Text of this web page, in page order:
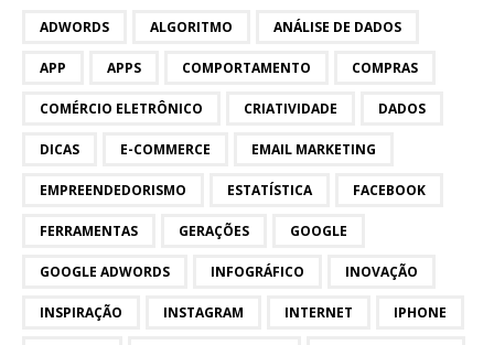
ADWORDS ALGORITMO ANÁLISE DE DADOS
APP APPS COMPORTAMENTO COMPRAS
COMÉRCIO ELETRÔNICO CRIATIVIDADE DADOS
DICAS E-COMMERCE EMAIL MARKETING
EMPREENDEDORISMO ESTATÍSTICA FACEBOOK
FERRAMENTAS GERAÇÕES GOOGLE
GOOGLE ADWORDS INFOGRÁFICO INOVAÇÃO
INSPIRAÇÃO INSTAGRAM INTERNET IPHONE